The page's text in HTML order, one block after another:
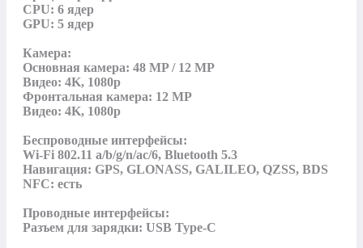
CPU: 6 ядер
GPU: 5 ядер
Камера:
Основная камера: 48 MP / 12 MP
Видео: 4K, 1080p
Фронтальная камера: 12 MP
Видео: 4K, 1080p
Беспроводные интерфейсы:
Wi-Fi 802.11 a/b/g/n/ac/6, Bluetooth 5.3
Навигация: GPS, GLONASS, GALILEO, QZSS, BDS
NFC: есть
Проводные интерфейсы:
Разъем для зарядки: USB Type-C